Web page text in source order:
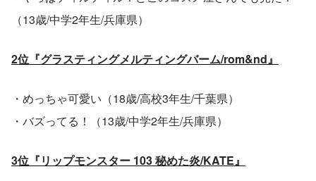
（13歳/中学2年生/兵庫県）
2位『グラスティングメルティングバーム/rom&nd』
・めっちゃ可愛い（18歳/高校3年生/千葉県）
・バズってる！（13歳/中学2年生/兵庫県）
3位『リップモンスター 103 秘めた炎/KATE』